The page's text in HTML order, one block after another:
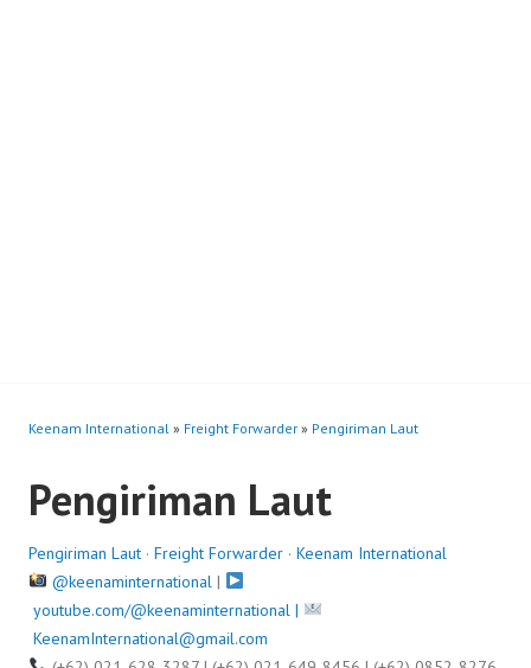
Keenam International » Freight Forwarder » Pengiriman Laut
Pengiriman Laut
Pengiriman Laut · Freight Forwarder · Keenam International
@keenaminternational|
youtube.com/@keenaminternational |
KeenamInternational@gmail.com